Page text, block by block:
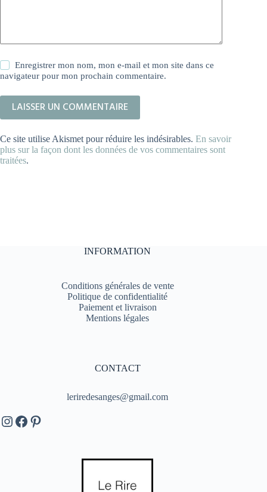
Enregistrer mon nom, mon e-mail et mon site dans ce
navigateur pour mon prochain commentaire.
LAISSER UN COMMENTAIRE
Ce site utilise Akismet pour réduire les indésirables. En savoir
plus sur la façon dont les données de vos commentaires sont
traitées.
INFORMATION
Conditions générales de vente
Politique de confidentialité
Paiement et livraison
Mentions légales
CONTACT
leriredesanges@gmail.com
Instagram
Facebook
Pinterest